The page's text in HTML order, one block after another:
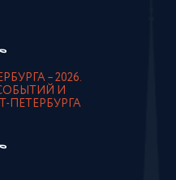
– 2026.
И
ПЕТЕРБУРГА